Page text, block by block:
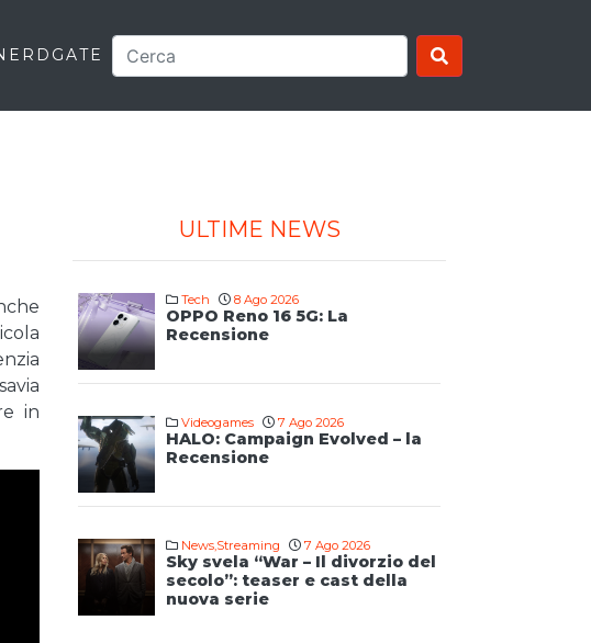
in
ULTIME NEWS
Tech 8 Ago 2026
OPPO Reno 16 5G: La
Recensione
Videogames 7 Ago 2026
HALO: Campaign Evolved – la
Recensione
News,Streaming 7 Ago 2026
Sky svela “War – Il divorzio del
secolo”: teaser e cast della
nuova serie